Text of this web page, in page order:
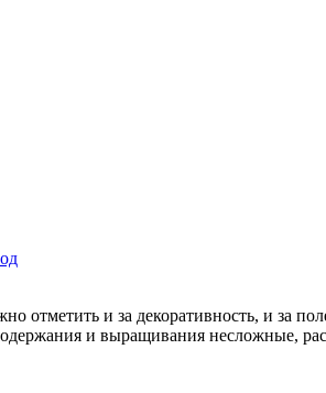
и за декоративность, и за
и выращивания несложные,